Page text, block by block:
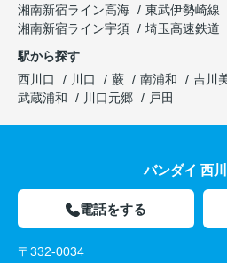
湘南新宿ライン高海
東武伊勢崎線
湘南新宿ライン宇須
埼玉高速鉄道
駅から探す
西川口
川口 蕨 南浦和 吉川
武蔵浦和
川口元郷 戸田
バンダイ 西
電話をする
〒332-0034